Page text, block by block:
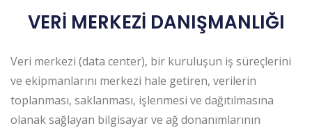
VERİ MERKEZİ DANIŞMANLIĞI
Veri merkezi (data center), bir kuruluşun iş süreçlerini
ve ekipmanlarını merkezi hale getiren, verilerin
toplanması, saklanması, işlenmesi ve dağıtılmasına
olanak sağlayan bilgisayar ve ağ donanımlarının